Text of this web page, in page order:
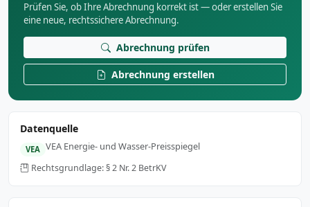
Prüfen Sie, ob Ihre Abrechnung korrekt ist — oder erstellen Sie
eine neue, rechtssichere Abrechnung.
Abrechnung prüfen
Abrechnung erstellen
Datenquelle
VEA VEA Energie- und Wasser-Preisspiegel
Rechtsgrundlage: § 2 Nr. 2 BetrKV